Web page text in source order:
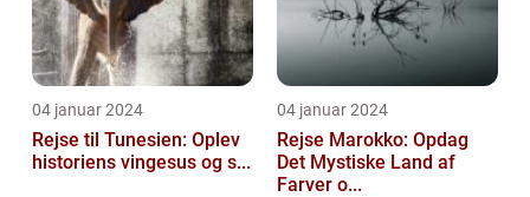
04 januar 2024
Rejse til Tunesien: Oplev
historiens vingesus og s...
04 januar 2024
Rejse Marokko: Opdag
Det Mystiske Land af
Farver o...